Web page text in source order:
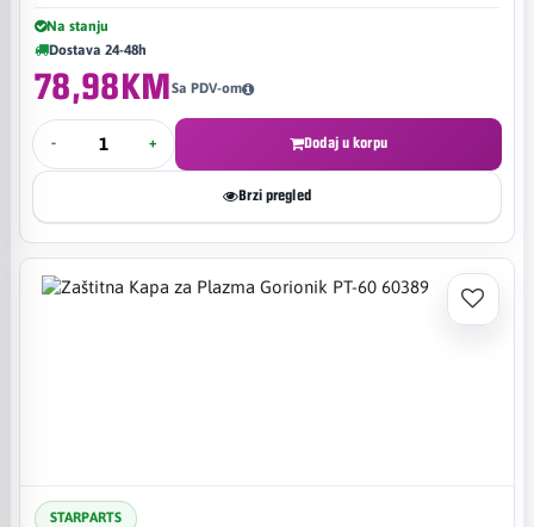
Na stanju
Dostava 24-48h
78,98KMSa PDV-om
- + Dodaj u korpu
Brzi pregled
STARPARTS